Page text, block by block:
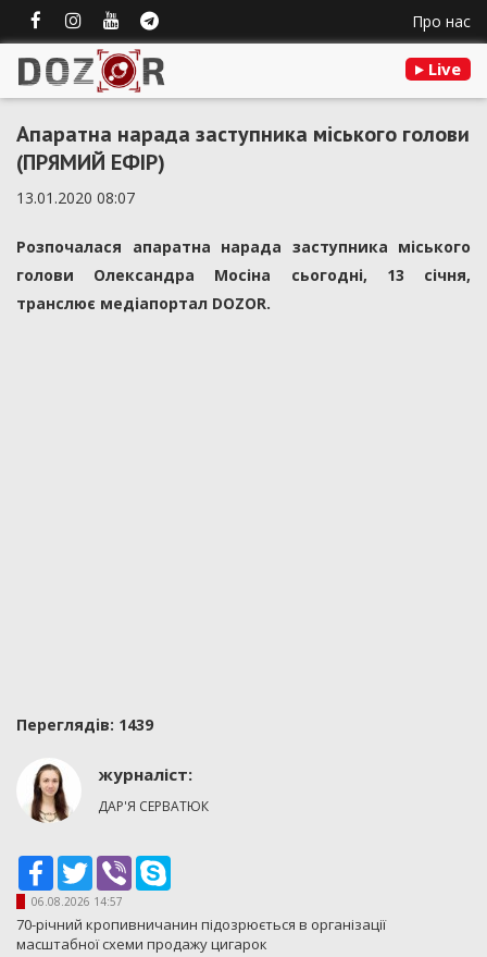
Про нас
Live
Апаратна нарада заступника міського голови
(ПРЯМИЙ ЕФІР)
13.01.2020 08:07
Розпочалася апаратна нарада заступника міського
голови Олександра Мосіна сьогодні, 13 січня,
транслює медіапортал DOZOR.
Переглядiв: 1439
журналіст:
ДАР'Я СЕРВАТЮК
Facebook
TwitterViber
06.08.2026 14:57
70-річний кропивничанин підозрюється в організації
масштабної схеми продажу цигарок